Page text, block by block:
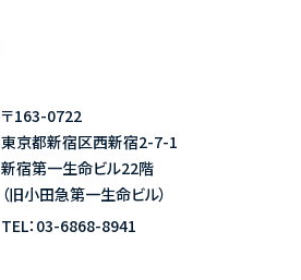
〒163-0722
東京都新宿区西新宿2-7-1
新宿第一生命ビル22階
（旧小田急第一生命ビル）
TEL： 03-6868-8941